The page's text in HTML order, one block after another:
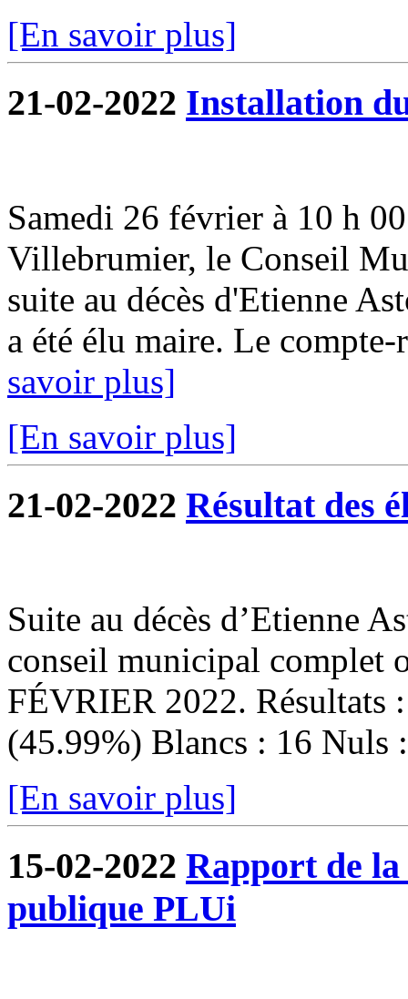
[En savoir plus]
21-02-2022 Installation
Samedi 26 février à 10 h
Villebrumier, le Conseil
suite au décès d'Etienne
a été élu maire. Le
savoir plus]
[En savoir plus]
21-02-2022 Résultat des
Suite au décès d’Etienne
conseil municipal complet
FÉVRIER 2022. Résultats
(45.99%) Blancs : 16 Nuls
[En savoir plus]
15-02-2022 Rapport de
publique PLUi